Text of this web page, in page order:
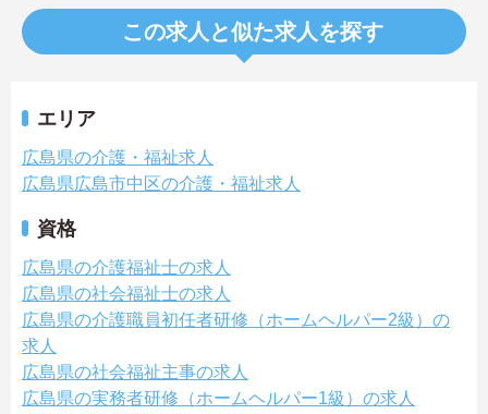
この求人と似た求人を探す
エリア
広島県の介護・福祉求人
広島県広島市中区の介護・福祉求人
資格
広島県の介護福祉士の求人
広島県の社会福祉士の求人
広島県の介護職員初任者研修（ホームヘルパー2級）の
求人
広島県の社会福祉主事の求人
広島県の実務者研修（ホームヘルパー1級）の求人